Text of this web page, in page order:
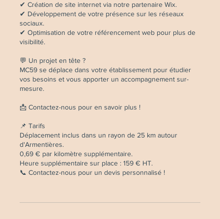
✔ Création de site internet via notre partenaire Wix.
✔ Développement de votre présence sur les réseaux
sociaux.
✔ Optimisation de votre référencement web pour plus de
visibilité.
💬 Un projet en tête ?
MC59 se déplace dans votre établissement pour étudier
vos besoins et vous apporter un accompagnement sur-
mesure.
📩 Contactez-nous pour en savoir plus !
📌 Tarifs
Déplacement inclus dans un rayon de 25 km autour
d'Armentières.
0,69 € par kilomètre supplémentaire.
Heure supplémentaire sur place : 159 € HT.
📞 Contactez-nous pour un devis personnalisé !